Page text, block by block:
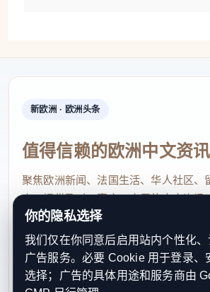
新欧洲 · 欧洲头条
值得信赖的欧洲中文资
聚焦欧洲新闻、法国生活、华人社区、
点，提供及时、真实、实用的中文资讯
速了解欧洲动态。
contact@xinouzhou.com
服务支持、版权与合作：工作日优先处
利通知
你的隐私选择
我们仅在你同意后启用站内个性化
广告服务。必要 Cookie 用于登录、
选择；广告的具体用途和服务商由